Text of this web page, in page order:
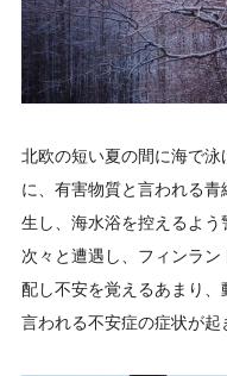
北欧の短い夏の間に海で
に、有害物質と言われる
生し、海水浴を控えるよ
次々と遭遇し、フィンラ
配し不安を覚えるあまり
言われる不安症の症状が起